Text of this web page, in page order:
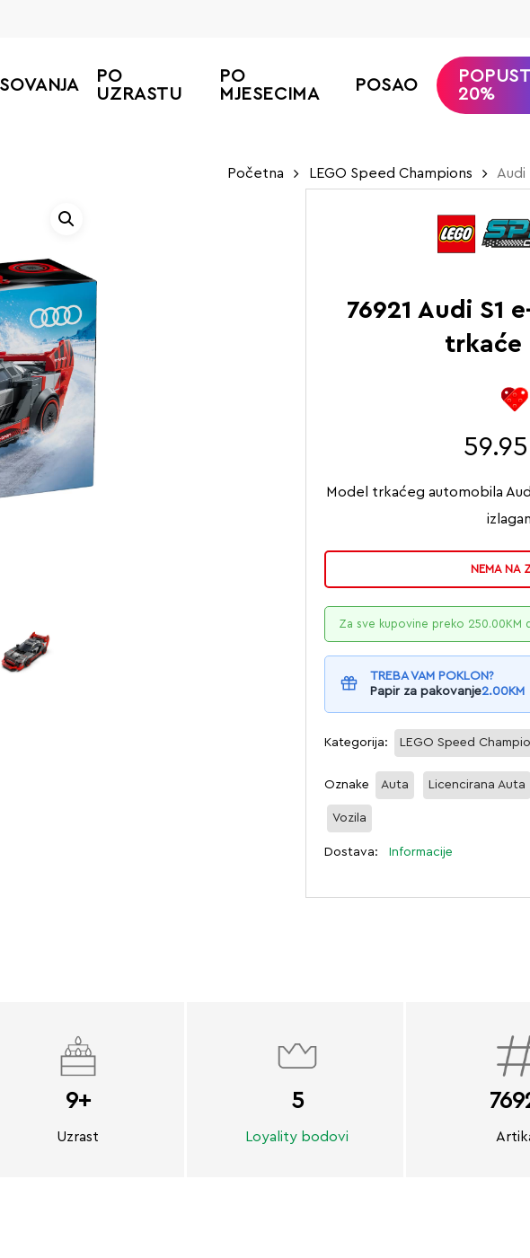
PO
UZRASTU
PO
MJESECIMA
POSAO
POPUST
20%
Početna LEGO Speed Champions
76921 Audi S1
trkaće
59.95
Model trkaćeg automobila
NEMA NA
Za sve kupovine preko 250.00KM
TREBA VAM POKLON?
Papir za pakovanje2.00KM
Kategorija: LEGO Speed
Oznake Auta Licencirana Auta
Vozila
Dostava: Informacije
9+
Uzrast
5
Loyality bodovi